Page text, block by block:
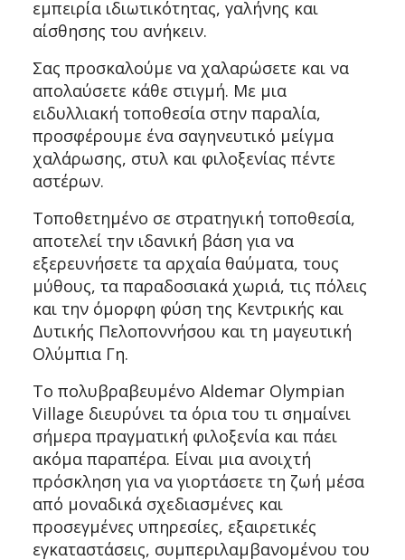
εμπειρία ιδιωτικότητας, γαλήνης και
αίσθησης του ανήκειν.
Σας προσκαλούμε να χαλαρώσετε και να
απολαύσετε κάθε στιγμή. Με μια
ειδυλλιακή τοποθεσία στην παραλία,
προσφέρουμε ένα σαγηνευτικό μείγμα
χαλάρωσης, στυλ και φιλοξενίας πέντε
αστέρων.
Τοποθετημένο σε στρατηγική τοποθεσία,
αποτελεί την ιδανική βάση για να
εξερευνήσετε τα αρχαία θαύματα, τους
μύθους, τα παραδοσιακά χωριά, τις πόλεις
και την όμορφη φύση της Κεντρικής και
Δυτικής Πελοποννήσου και τη μαγευτική
Ολύμπια Γη.
Το πολυβραβευμένο Aldemar Olympian
Village διευρύνει τα όρια του τι σημαίνει
σήμερα πραγματική φιλοξενία και πάει
ακόμα παραπέρα. Είναι μια ανοιχτή
πρόσκληση για να γιορτάσετε τη ζωή μέσα
από μοναδικά σχεδιασμένες και
προσεγμένες υπηρεσίες, εξαιρετικές
εγκαταστάσεις, συμπεριλαμβανομένου του